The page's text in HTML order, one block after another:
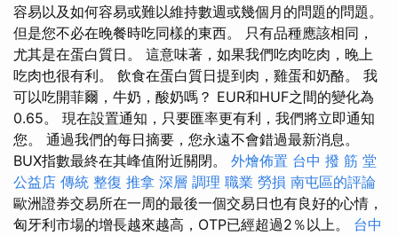
容易以及如何容易或難以維持數週或幾個月的問題的問題。
但是您不必在晚餐時吃同樣的東西。 只有品種應該相同，
尤其是在蛋白質日。 這意味著，如果我們吃肉吃肉，晚上
吃肉也很有利。 飲食在蛋白質日提到肉，雞蛋和奶酪。 我
可以吃開菲爾，牛奶，酸奶嗎？ EUR和HUF之間的變化為
0.65。 現在設置通知，只要匯率更有利，我們將立即通知
您。 通過我們的每日摘要，您永遠不會錯過最新消息。
BUX指數最終在其峰值附近關閉。 外燴佈置 台中 撥 筋 堂
公益店 傳統 整復 推拿 深層 調理 職業 勞損 南屯區的評論
歐洲證券交易所在一周的最後一個交易日也有良好的心情，
匈牙利市場的增長越來越高，OTP已經超過2％以上。 台中